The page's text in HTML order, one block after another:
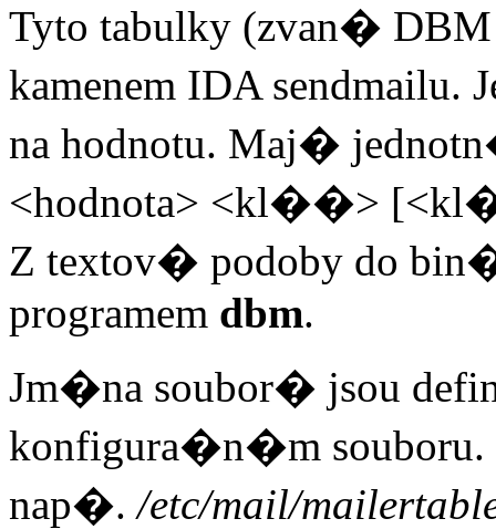
Tyto tabulky (zvan�
kamenem IDA
na hodnotu. Maj�
<hodnota> <kl��>
Z textov� podoby do
programem dbm.
Jm�na soubor� jsou
konfigura�n�m
nap�./etc/mail/